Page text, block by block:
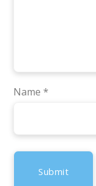
Name *